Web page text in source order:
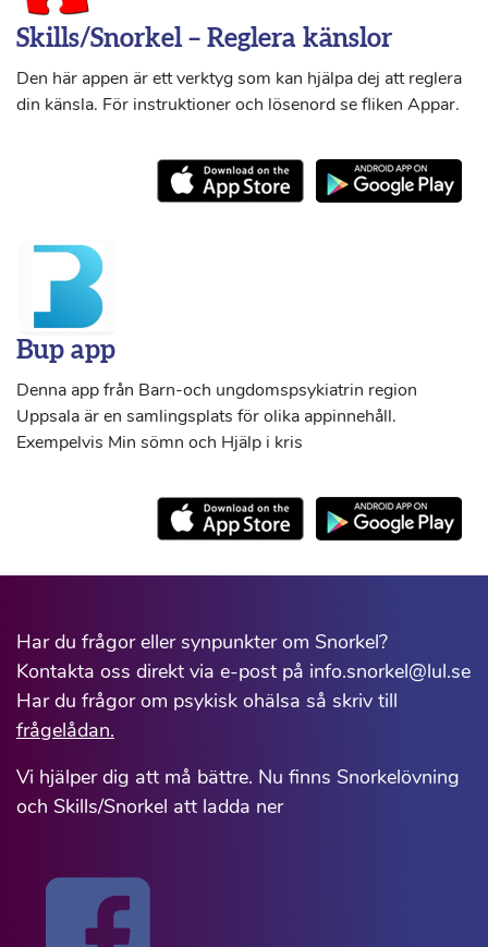
Skills/Snorkel – Reglera känslor
Den här appen är ett verktyg som kan hjälpa dej att reglera
din känsla. För instruktioner och lösenord se fliken Appar.
Bup app
Denna app från Barn-och ungdomspsykiatrin region
Uppsala är en samlingsplats för olika appinnehåll.
Exempelvis Min sömn och Hjälp i kris
Har du frågor eller synpunkter om Snorkel?
Kontakta oss direkt via e-post på info.snorkel@lul.se
Har du frågor om psykisk ohälsa så skriv till
frågelådan.
Vi hjälper dig att må bättre. Nu finns Snorkelövning
och Skills/Snorkel att ladda ner